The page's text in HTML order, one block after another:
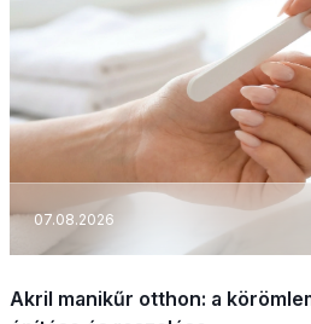
07.08.2026
Akril manikűr otthon: a